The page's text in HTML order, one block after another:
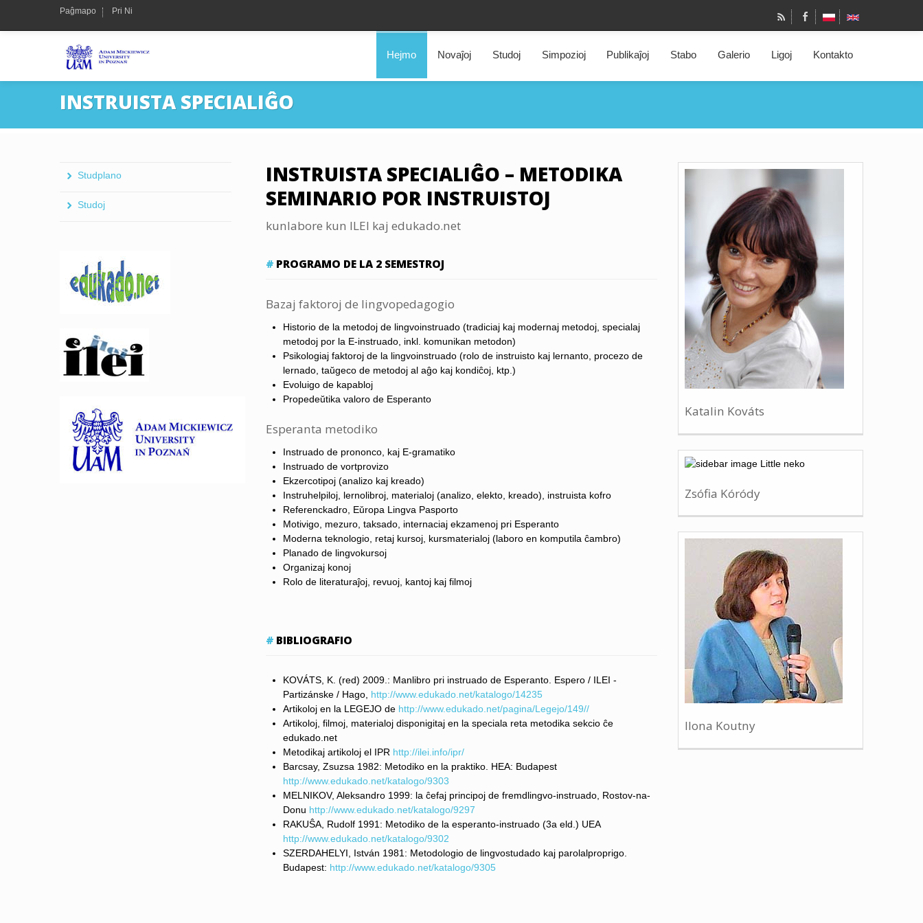
Paĝmapo Pri Ni
Hejmo Novaĵoj Studoj Simpozioj Publikaĵoj Stabo Galerio Ligoj Kontakto
INSTRUISTA SPECIALIĜO
Studplano
Studoj
INSTRUISTA SPECIALIĜO – METODIKA
SEMINARIO POR INSTRUISTOJ
kunlabore kun ILEI kaj edukado.net
PROGRAMO DE LA 2 SEMESTROJ
Bazaj faktoroj de lingvopedagogio
Historio de la metodoj de lingvoinstruado (tradiciaj kaj modernaj metodoj, specialaj
metodoj por la E-instruado, inkl. komunikan metodon)
Psikologiaj faktoroj de la lingvoinstruado (rolo de instruisto kaj lernanto, procezo de
lernado, taŭgeco de metodoj al aĝo kaj kondiĉoj, ktp.)
Evoluigo de kapabloj
Propedeŭtika valoro de Esperanto
Esperanta metodiko
Instruado de prononco, kaj E-gramatiko
Instruado de vortprovizo
Ekzercotipoj (analizo kaj kreado)
Instruhelpiloj, lernolibroj, materialoj (analizo, elekto, kreado), instruista kofro
Referenckadro, Eǔropa Lingva Pasporto
Motivigo, mezuro, taksado, internaciaj ekzamenoj pri Esperanto
Moderna teknologio, retaj kursoj, kursmaterialoj (laboro en komputila ĉambro)
Planado de lingvokursoj
Organizaj konoj
Rolo de literaturaĵoj, revuoj, kantoj kaj filmoj
BIBLIOGRAFIO
KOVÁTS, K. (red) 2009.: Manlibro pri instruado de Esperanto. Espero / ILEI -
Partizánske / Hago, http://www.edukado.net/katalogo/14235
Artikoloj en la LEGEJO de http://www.edukado.net/pagina/Legejo/149//
Artikoloj, filmoj, materialoj disponigitaj en la speciala reta metodika sekcio ĉe
edukado.net
Metodikaj artikoloj el IPR http://ilei.info/ipr/
Barcsay, Zsuzsa 1982: Metodiko en la praktiko. HEA: Budapest
http://www.edukado.net/katalogo/9303
MELNIKOV, Aleksandro 1999: la ĉefaj principoj de fremdlingvo-instruado, Rostov-na-
Donu http://www.edukado.net/katalogo/9297
RAKUŜA, Rudolf 1991: Metodiko de la esperanto-instruado (3a eld.) UEA
http://www.edukado.net/katalogo/9302
SZERDAHELYI, István 1981: Metodologio de lingvostudado kaj parolalproprigo.
Budapest: http://www.edukado.net/katalogo/9305
Katalin Kováts
Zsófia Kóródy
Ilona Koutny